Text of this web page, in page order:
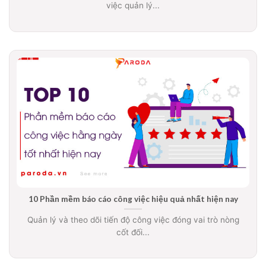
việc quản lý...
10 Phần mềm báo cáo công việc hiệu quả nhất hiện nay
Quản lý và theo dõi tiến độ công việc đóng vai trò nòng
cốt đối...